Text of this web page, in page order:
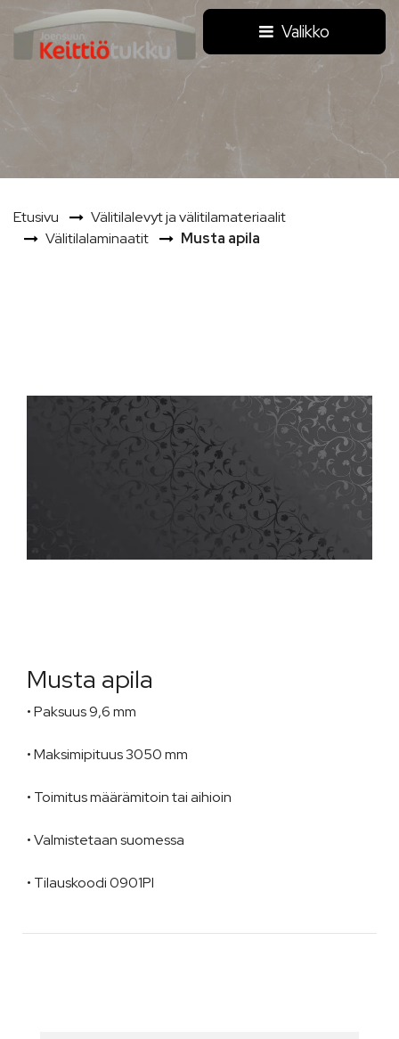
Siirry pääsisältöön
Valikko
Etusivu
Välitilalevyt ja välitilamateriaalit
Välitilalaminaatit
Musta apila
Musta apila
• Paksuus 9,6 mm
• Maksimipituus 3050 mm
• Toimitus määrämitoin tai aihioin
• Valmistetaan suomessa
• Tilauskoodi 0901PI